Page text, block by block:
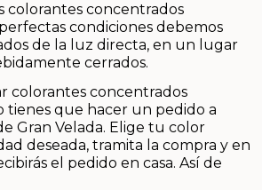
colorantes concentrados
condiciones debemos
de la luz directa, en un lugar
cerrados.
colorantes concentrados
tienes que hacer un pedido a
Gran Velada. Elige tu color
deseada, tramita la compra y en
el pedido en casa. Así de